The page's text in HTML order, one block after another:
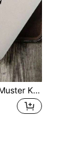
1 Stück Mandala Blumen Muster Künstlerischer Aufkleber, PVC Material selbstklebender DIY Notizbuch Aufkleber, ein tolles Geschenk um Notizbücher und Laptops zu dekorieren